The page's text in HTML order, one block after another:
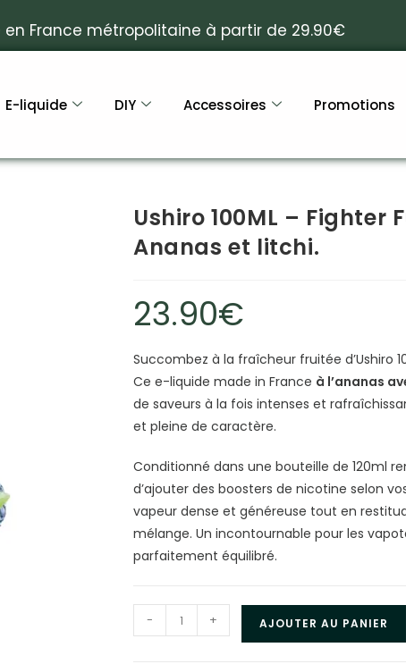
en France métropolitaine à partir de 29.90€
E-liquide DIY Accessoires Promotions
Ushiro 100ML – Fighter
Ananas et litchi.
23.90€
Succombez à la fraîcheur fruitée d’Ushiro
Ce e-liquide made in France à l’ananas
de saveurs à la fois intenses et
et pleine de caractère.
Conditionné dans une bouteille de 120ml
d’ajouter des boosters de nicotine selon
vapeur dense et généreuse tout en
mélange. Un incontournable pour les
parfaitement équilibré.
- + AJOUTER AU PANIER